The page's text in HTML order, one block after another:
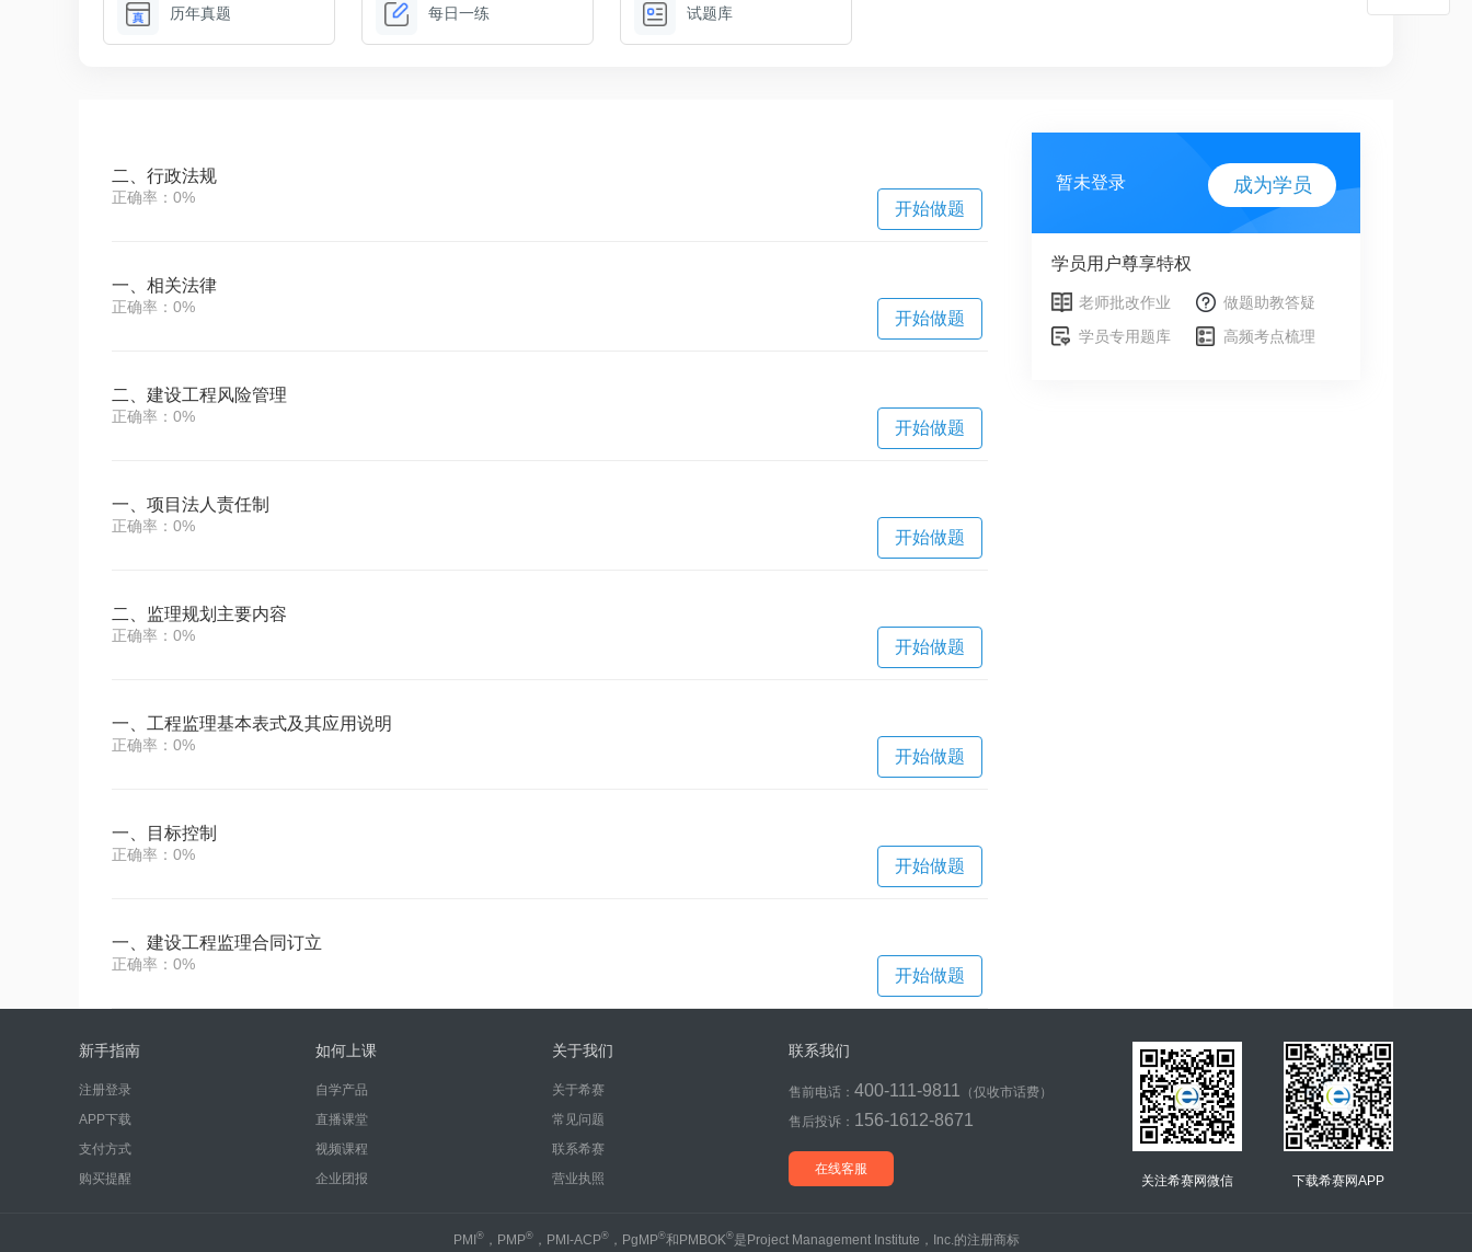
历年真题 每日一练 试题库
二、行政法规
正确率：0%
开始做题
一、相关法律
正确率：0%
开始做题
二、建设工程风险管理
正确率：0%
开始做题
一、项目法人责任制
正确率：0%
开始做题
二、监理规划主要内容
正确率：0%
开始做题
一、工程监理基本表式及其应用说明
正确率：0%
开始做题
一、目标控制
正确率：0%
开始做题
一、建设工程监理合同订立
正确率：0%
开始做题
暂未登录 成为学员
学员用户尊享特权
老师批改作业
做题助教答疑
学员专用题库
高频考点梳理
新手指南
注册登录
APP下载
支付方式
购买提醒
如何上课
自学产品
直播课堂
视频课程
企业团报
关于我们
关于希赛
常见问题
联系希赛
营业执照
联系我们
售前电话： 400-111-9811
（仅收市话费）
售后投诉： 156-1612-8671
在线客服
关注希赛网微信 下载希赛网APP
PMI®，PMP®，PMI-ACP®，PgMP®和PMBOK®是Project Management Institute，Inc.的注册商标